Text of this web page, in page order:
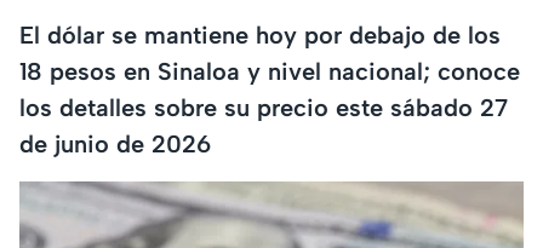
El dólar se mantiene hoy por debajo de los
18 pesos en Sinaloa y nivel nacional; conoce
los detalles sobre su precio este sábado 27
de junio de 2026